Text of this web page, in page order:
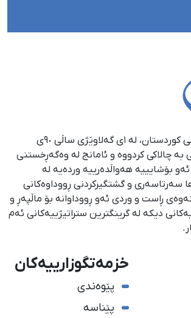
ئاژانسی هەواڵدەریی کوردستان، لە ١ی گەلاوێژی ساڵی ٩٠ی
چالاکی کردووە و ئامانج لە وەگەڕخستنی
ئەو بۆشایییە هەواڵدەرییە وردەیە لە
سەرتاسەری و گشتگیركردنی ڕووداوەكانی
ڕاست و وردی ئەو ڕووداوانە بۆ ماڵپەڕ و
دیكە لە گرینگترین ستراتیژییەكانی ئەم
خزمەتگوزارییەکان
پێوەندی
پێناسە